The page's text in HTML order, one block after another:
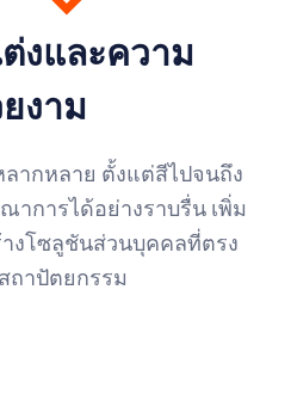
งและความ
งาม
ากหลาย ตั้งแต่สีไปจนถึง
าการได้อย่างราบรื่น เพิ่ม
งโซลูชันส่วนบุคคลที่ตรง
ถาปัตยกรรม